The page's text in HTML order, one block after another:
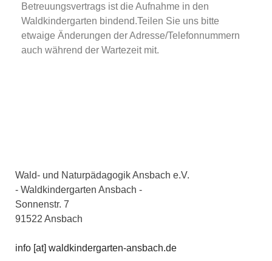
Betreuungsvertrags ist die Aufnahme in den
Waldkindergarten bindend.Teilen Sie uns bitte
etwaige Änderungen der Adresse/Telefonnummern
auch während der Wartezeit mit.
Wald- und Naturpädagogik Ansbach e.V.
- Waldkindergarten Ansbach -
Sonnenstr. 7
91522 Ansbach
info [at] waldkindergarten-ansbach.de